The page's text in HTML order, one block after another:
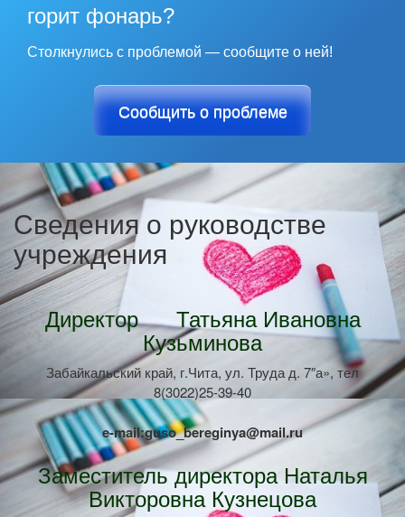
горит фонарь?
Столкнулись с проблемой — сообщите о ней!
Сообщить о проблеме
Сведения о руководстве
учреждения
Директор Татьяна Ивановна
Кузьминова
Забайкальский край, г.Чита, ул. Труда д. 7″а», тел
8(3022)25-39-40
e-mail:guso_bereginya@mail.ru
Заместитель директора Наталья
Викторовна Кузнецова